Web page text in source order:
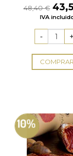
48,40€ El
era:
IVA
COMPRAR
10%